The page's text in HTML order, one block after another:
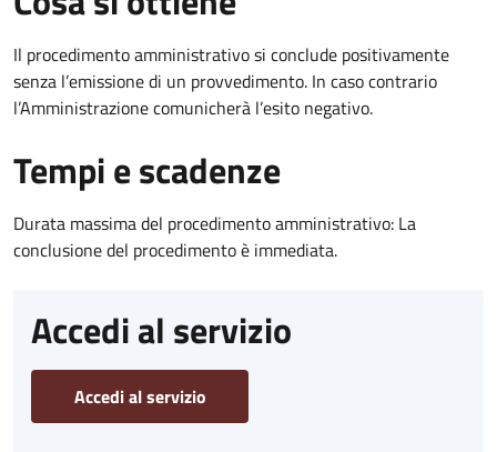
Il procedimento amministrativo si conclude positivamente
senza l’emissione di un provvedimento. In caso contrario
l’Amministrazione comunicherà l’esito negativo.
Tempi e scadenze
Durata massima del procedimento amministrativo: La
conclusione del procedimento è immediata.
Accedi al servizio
Accedi al servizio